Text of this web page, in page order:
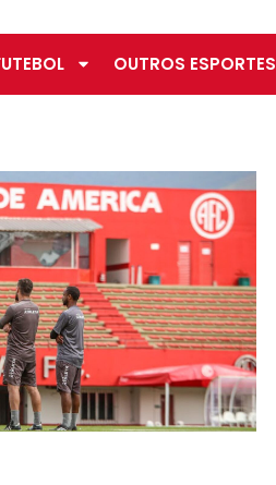
OUTROS ESPORTES